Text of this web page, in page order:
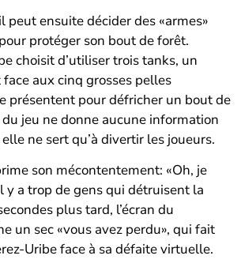
peut ensuite décider des «armes»
protéger son bout de forêt.
choisit d’utiliser trois tanks, un
aux cinq grosses pelles
présentent pour défricher un bout de
jeu ne donne aucune information
ne sert qu’à divertir les joueurs.
son mécontentement: «Oh, je
y a trop de gens qui détruisent la
plus tard, l’écran du
un sec «vous avez perdu», qui fait
Uribe face à sa défaite virtuelle.